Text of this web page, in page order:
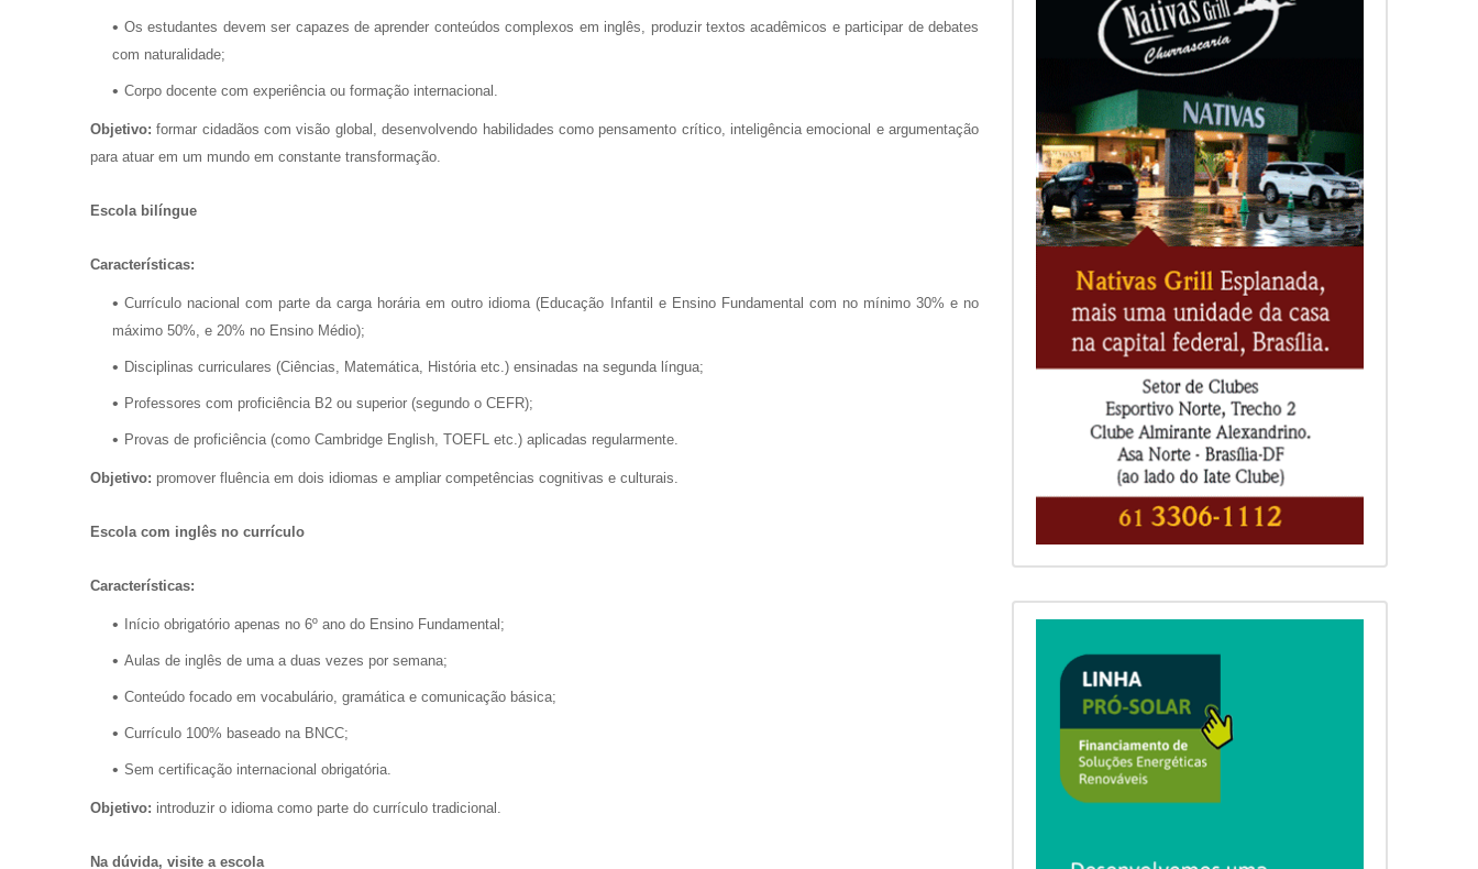
Os estudantes devem ser capazes de aprender conteúdos complexos em inglês, produzir textos acadêmicos e participar de debates
com naturalidade;
Corpo docente com experiência ou formação internacional.
Objetivo: formar cidadãos com visão global, desenvolvendo habilidades como pensamento crítico, inteligência emocional e argumentação
para atuar em um mundo em constante transformação.
Escola bilíngue
Características:
Currículo nacional com parte da carga horária em outro idioma (Educação Infantil e Ensino Fundamental com no mínimo 30% e no
máximo 50%, e 20% no Ensino Médio);
Disciplinas curriculares (Ciências, Matemática, História etc.) ensinadas na segunda língua;
Professores com proficiência B2 ou superior (segundo o CEFR);
Provas de proficiência (como Cambridge English, TOEFL etc.) aplicadas regularmente.
Objetivo: promover fluência em dois idiomas e ampliar competências cognitivas e culturais.
Escola com inglês no currículo
Características:
Início obrigatório apenas no 6º ano do Ensino Fundamental;
Aulas de inglês de uma a duas vezes por semana;
Conteúdo focado em vocabulário, gramática e comunicação básica;
Currículo 100% baseado na BNCC;
Sem certificação internacional obrigatória.
Objetivo: introduzir o idioma como parte do currículo tradicional.
Na dúvida, visite a escola